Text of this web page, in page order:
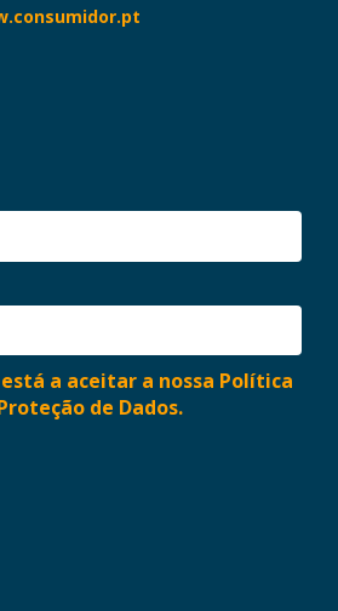
a aceitar a nossa Política
de Dados.